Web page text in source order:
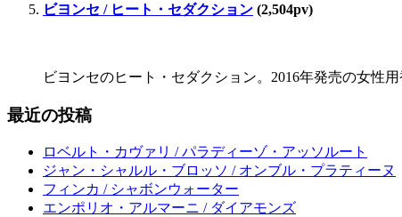
ビヨンセ / ヒート・セダクション (2,504pv)
ビヨンセのヒート・セダクション。2016年発売の女性
最近の投稿
ロベルト・カヴァリ / パラディーゾ・アッソルート
ジャン・シャルル・ブロッソ / オンブル・プラティーヌ
フィンカ / シャボンウォーター
エンポリオ・アルマーニ / ダイアモンズ